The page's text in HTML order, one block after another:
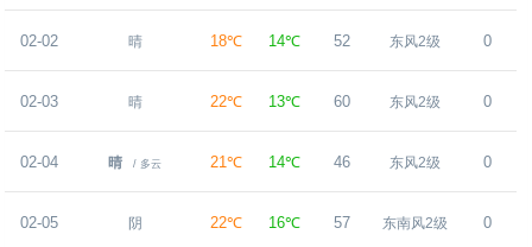
02-02 晴 18℃ 14℃ 52 东风2级 0
02-03 晴 22℃ 13℃ 60 东风2级 0
02-04 晴 / 多云 21℃ 14℃ 46 东风2级 0
02-05 阴 22℃ 16℃ 57 东南风2级 0